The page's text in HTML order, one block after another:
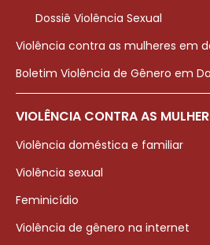
Dossiê Violência Sexual
Violência contra as mulheres em
Boletim Violência de Gênero em
VIOLÊNCIA CONTRA AS
Violência doméstica e familiar
Violência sexual
Feminicídio
Violência de gênero na internet